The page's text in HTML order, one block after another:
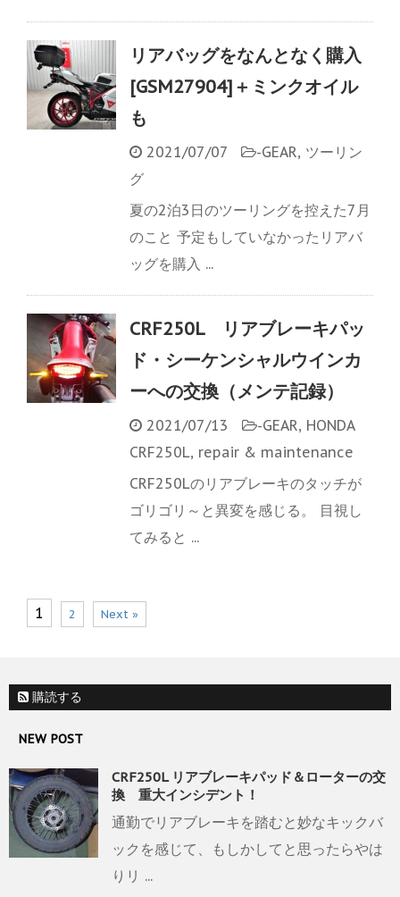
リアバッグをなんとなく購入
[GSM27904]＋ミンクオイル
も
2021/07/07 -GEAR, ツーリン
グ
夏の2泊3日のツーリングを控えた7月
のこと 予定もしていなかったリアバ
ッグを購入 ...
CRF250L リアブレーキパッ
ド・シーケンシャルウインカ
ーへの交換（メンテ記録）
2021/07/13 -GEAR, HONDA
CRF250L, repair & maintenance
CRF250Lのリアブレーキのタッチが
ゴリゴリ～と異変を感じる。 目視し
てみると ...
1 2 Next »
購読する
NEW POST
CRF250L リアブレーキパッド＆ローターの交
換 重大インシデント！
通勤でリアブレーキを踏むと妙なキックバ
ックを感じて、もしかしてと思ったらやは
りリ ...